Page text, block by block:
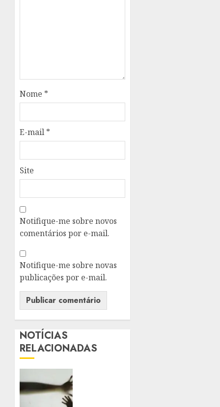
Nome *
E-mail *
Site
Notifique-me sobre novos
comentários por e-mail.
Notifique-me sobre novas
publicações por e-mail.
NOTÍCIAS
RELACIONADAS